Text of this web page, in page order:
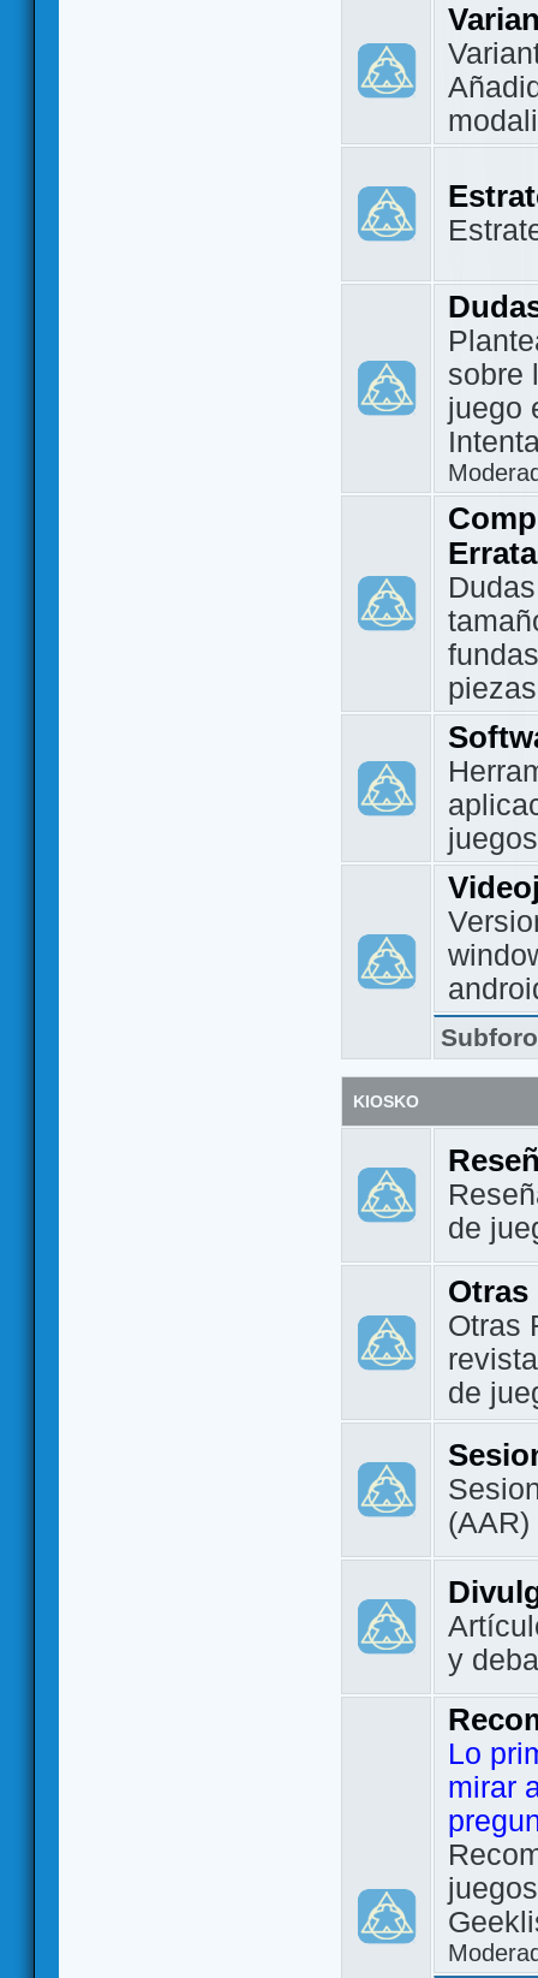
sobre
juego
KIOSKO
de
Otras
Otras
de
(AAR)
y
Lo
mirar